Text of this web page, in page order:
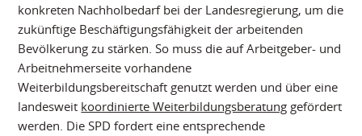
konkreten Nachholbedarf bei der Landesregierung, um die
zukünftige Beschäftigungsfähigkeit der arbeitenden
Bevölkerung zu stärken. So muss die auf Arbeitgeber- und
Arbeitnehmerseite vorhandene
Weiterbildungsbereitschaft genutzt werden und über eine
landesweit koordinierte Weiterbildungsberatung gefördert
werden. Die SPD fordert eine entsprechende